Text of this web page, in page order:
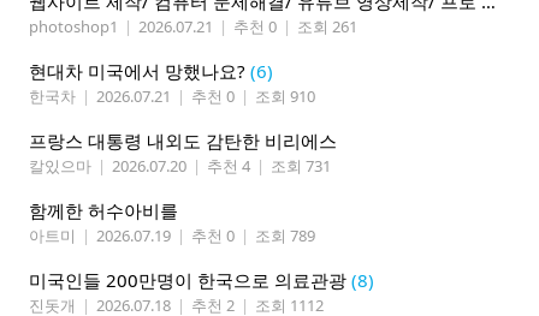
photoshop1 | 2026.07.21 | 추천 0 | 조회 261
현대차 미국에서 망했나요? (6)
한국차 | 2026.07.21 | 추천 0 | 조회 910
프랑스 대통령 내외도 감탄한 비리에스
칼있으마 | 2026.07.20 | 추천 4 | 조회 731
함께한 허수아비를
아트미 | 2026.07.19 | 추천 0 | 조회 789
미국인들 200만명이 한국으로 의료관광 (8)
진돗개 | 2026.07.18 | 추천 2 | 조회 1112